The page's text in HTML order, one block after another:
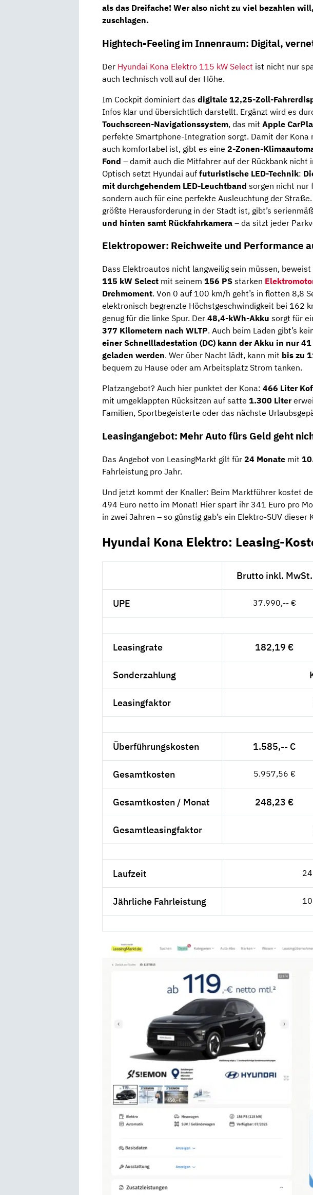
als das Dreifache! Wer also nicht zu viel bezahlen
zuschlagen.
Hightech-Feeling im Innenraum: Digital,
Der Hyundai Kona Elektro 115 kW Select ist nicht nur
auch technisch voll auf der Höhe.
Im Cockpit dominiert das digitale 12,25-Zoll-
Infos klar und übersichtlich darstellt. Ergänzt wird es
Touchscreen-Navigationssystem, das mit Apple
perfekte Smartphone-Integration sorgt. Damit der Kona
auch komfortabel ist, gibt es eine 2-Zonen-
Fond – damit auch die Mitfahrer auf der Rückbank nicht
Optisch setzt Hyundai auf futuristische LED-Technik:
mit durchgehendem LED-Leuchtband sorgen nicht nur
sondern auch für eine perfekte Ausleuchtung der
größte Herausforderung in der Stadt ist, gibt’s
und hinten samt Rückfahrkamera – da sitzt jeder
Elektropower: Reichweite und Performance
Dass Elektroautos nicht langweilig sein müssen, beweist
115 kW Select mit seinem 156 PS starken
Drehmoment. Von 0 auf 100 km/h geht’s in flotten 8,8
elektronisch begrenzte Höchstgeschwindigkeit bei 162
genug für die linke Spur. Der 48,4-kWh-Akku sorgt für
377 Kilometern nach WLTP. Auch beim Laden gibt’s
einer Schnellladestation (DC) kann der Akku in nur
geladen werden. Wer über Nacht lädt, kann mit bis zu
bequem zu Hause oder am Arbeitsplatz Strom tanken.
Platzangebot? Auch hier punktet der Kona: 466 Liter
mit umgeklappten Rücksitzen auf satte 1.300 Liter
Familien, Sportbegeisterte oder das nächste
Leasingangebot: Mehr Auto fürs Geld geht
Das Angebot von LeasingMarkt gilt für 24 Monate mit
Fahrleistung pro Jahr.
Und jetzt kommt der Knaller: Beim Marktführer kostet
494 Euro netto im Monat! Hier spart ihr 341 Euro pro
in zwei Jahren – so günstig gab’s ein Elektro-SUV dieser
Hyundai Kona Elektro: Leasing-
Brutto inkl. MwSt.
UPE 37.990,-- €
Leasingrate 182,19 €
Sonderzahlung
Leasingfaktor
Überführungskosten 1.585,-- €
Gesamtkosten 5.957,56 €
Gesamtkosten / Monat 248,23 €
Gesamtleasingfaktor
Laufzeit
Jährliche Fahrleistung